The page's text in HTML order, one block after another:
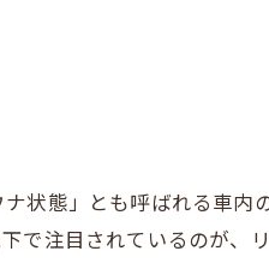
状態」とも呼ばれる車内
で注目されているのが、